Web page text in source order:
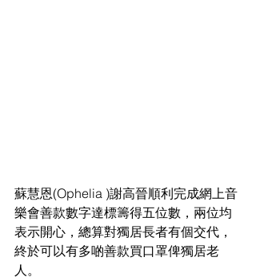
蘇慧恩(Ophelia )謝高晉順利完成網上音
樂會善款數字達標籌得五位數，兩位均
表示開心，總算對獨居長者有個交代，
終於可以有多啲善款買口罩俾獨居老
人。